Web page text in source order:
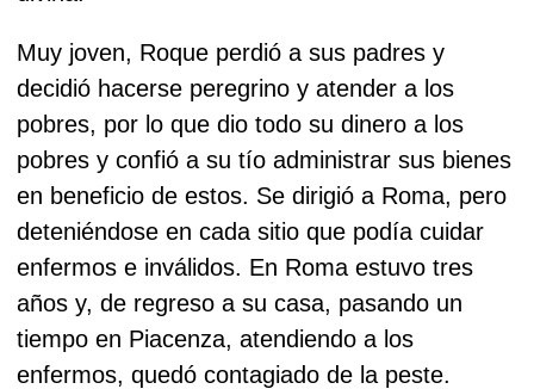
Muy joven, Roque perdió a sus padres y
decidió hacerse peregrino y atender a los
pobres, por lo que dio todo su dinero a los
pobres y confió a su tío administrar sus bienes
en beneficio de estos. Se dirigió a Roma, pero
deteniéndose en cada sitio que podía cuidar
enfermos e inválidos. En Roma estuvo tres
años y, de regreso a su casa, pasando un
tiempo en Piacenza, atendiendo a los
enfermos, quedó contagiado de la peste.